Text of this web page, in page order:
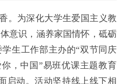
。为深化大学生爱国主义教
意识，涵养家国情怀，砥砺
生工作部主办的“双节同庆
你，中国”易班优课主题教育
启动。活动坚持线上线下相